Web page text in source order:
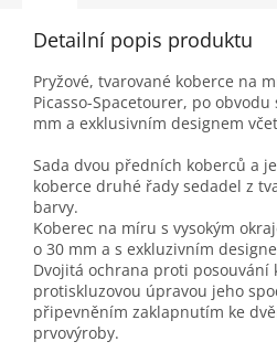
Detailní popis produktu
Pryžové, tvarované koberce na
Picasso-Spacetourer, po obvodu
mm a exklusivním designem
Sada dvou předních koberců a
koberce druhé řady sedadel z
barvy.
Koberec na míru s vysokým
o 30 mm a s exkluzivním
Dvojitá ochrana proti posouvání
protiskluzovou úpravou jeho
připevněním zaklapnutím ke
prvovýroby.